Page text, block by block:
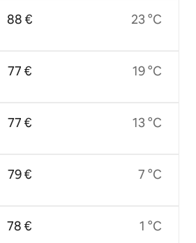
88 €
77 €
77 €
79 €
78 €
23 °C
19 °C
13 °C
7 °C
1 °C